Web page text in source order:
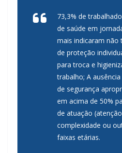
73,3% de
de saúde em
mais indicaram não
de proteção
para troca e
trabalho; A
de segurança
em acima de 50%
de atuação
complexidade ou
faixas etárias.